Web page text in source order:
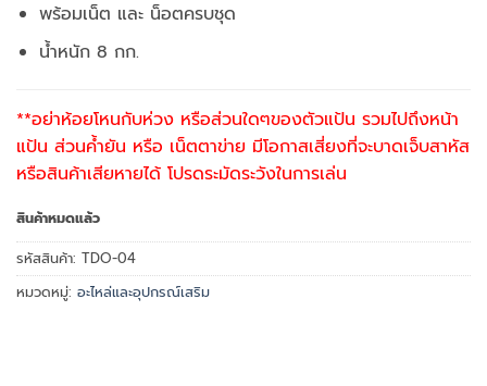
พร้อมเน็ต และ น็อตครบชุด
น้ำหนัก 8 กก.
**อย่าห้อยโหนกับห่วง หรือส่วนใดๆของตัวแป้น รวมไปถึงหน้า
แป้น ส่วนค้ำยัน หรือ เน็ตตาข่าย มีโอกาสเสี่ยงที่จะบาดเจ็บสาหัส
หรือสินค้าเสียหายได้ โปรดระมัดระวังในการเล่น
สินค้าหมดแล้ว
รหัสสินค้า: TDO-04
หมวดหมู่: อะไหล่และอุปกรณ์เสริม